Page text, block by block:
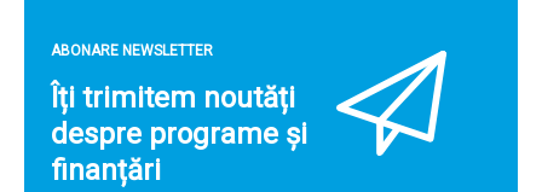
ABONARE NEWSLETTER
Îți trimitem noutăți
despre programe și
finanțări